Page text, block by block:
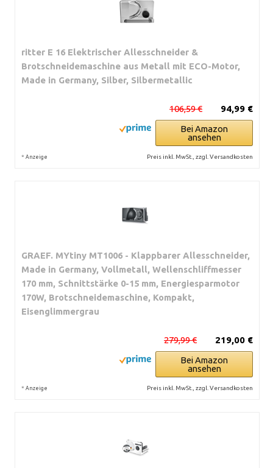
ritter E 16 Elektrischer Allesschneider &
Brotschneidemaschine aus Metall mit ECO-Motor,
Made in Germany, Silber, Silbermetallic
94,99 €
106,59 €
Bei Amazon
ansehen
* Anzeige Preis inkl. MwSt., zzgl. Versandkosten
GRAEF. MYtiny MT1006 - Klappbarer Allesschneider,
Made in Germany, Vollmetall, Wellenschliffmesser
170 mm, Schnittstärke 0-15 mm, Energiesparmotor
170W, Brotschneidemaschine, Kompakt,
Eisenglimmergrau
219,00 €
279,99 €
Bei Amazon
ansehen
* Anzeige Preis inkl. MwSt., zzgl. Versandkosten